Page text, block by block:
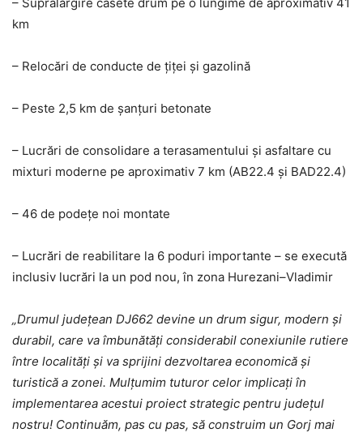
– Supralărgire casete drum pe o lungime de aproximativ 41
km
– Relocări de conducte de țiței și gazolină
– Peste 2,5 km de șanțuri betonate
– Lucrări de consolidare a terasamentului și asfaltare cu
mixturi moderne pe aproximativ 7 km (AB22.4 și BAD22.4)
– 46 de podețe noi montate
– Lucrări de reabilitare la 6 poduri importante – se execută
inclusiv lucrări la un pod nou, în zona Hurezani–Vladimir
„Drumul județean DJ662 devine un drum sigur, modern și
durabil, care va îmbunătăți considerabil conexiunile rutiere
între localități și va sprijini dezvoltarea economică și
turistică a zonei. Mulțumim tuturor celor implicați în
implementarea acestui proiect strategic pentru județul
nostru! Continuăm, pas cu pas, să construim un Gorj mai